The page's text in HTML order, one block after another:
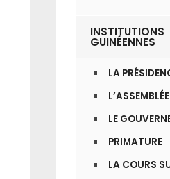
INSTITUTIONS
GUINÉENNES
LA
LE
PRIMATURE
LA COURS